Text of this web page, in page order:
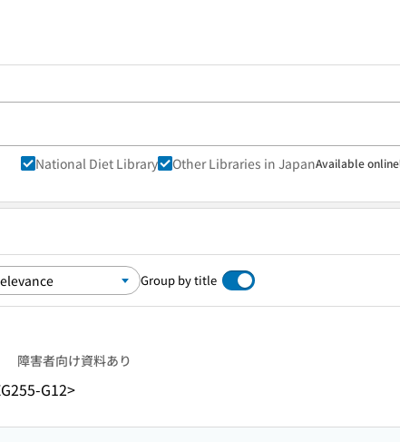
National Diet Library Other Libraries in JapanAvailable online
Group by title
障害者向け資料あり
G12>